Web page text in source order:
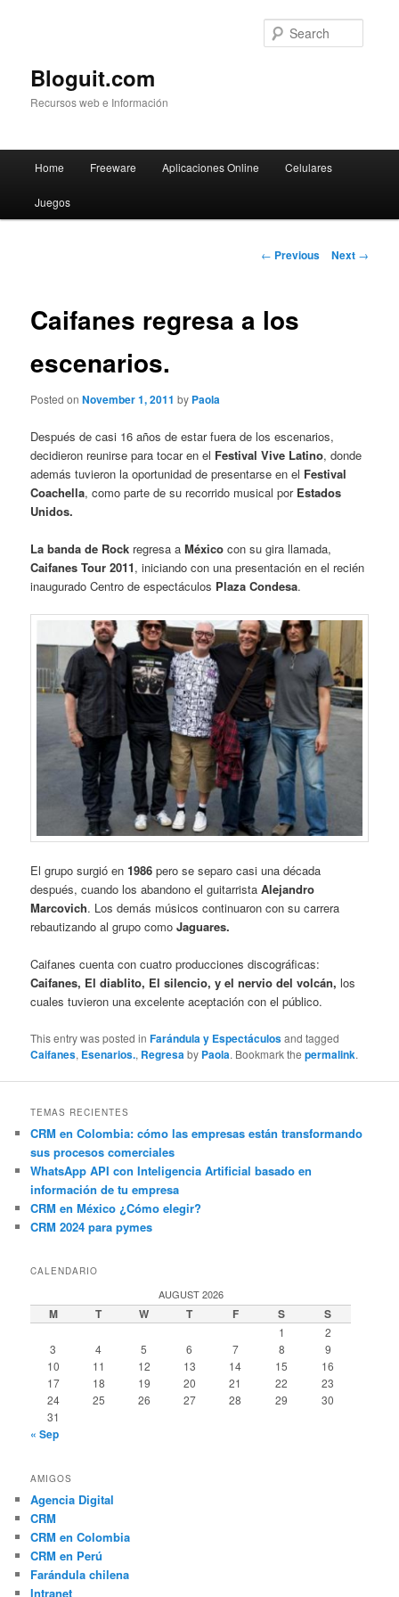
Bloguit.com
Recursos web e Información
Skip
to
Home Freeware Aplicaciones Online Celulares
Juegos
Post
← Previous Next →
Caifanes regresa a los
escenarios.
Posted onNovember 1, 2011 by Paola
Después de casi 16 años de estar fuera de los escenarios,
decidieron reunirse para tocar en el Festival Vive Latino, donde
además tuvieron la oportunidad de presentarse en el Festival
Coachella, como parte de su recorrido musical por Estados
Unidos.
La banda de Rock regresa aMéxico con su gira llamada,
Caifanes Tour 2011, iniciando con una presentación en el recién
inaugurado Centro de espectáculos Plaza Condesa.
El grupo surgió en1986 pero se separo casi una década
después, cuando los abandono el guitarristaAlejandro
Marcovich. Los demás músicos continuaron con su carrera
rebautizando al grupo comoJaguares.
Caifanes cuenta con cuatro producciones discográficas:
Caifanes, El diablito, El silencio, y el nervio del volcán,los
cuales tuvieron una excelente aceptación con el público.
This entry was posted inFarándula y Espectáculosand tagged
Caifanes, Esenarios., Regresa by Paola. Bookmark thepermalink.
TEMAS RECIENTES
CRM en Colombia: cómo las empresas están transformando
sus procesos comerciales
WhatsApp API con Inteligencia Artificial basado en
información de tu empresa
CRM en México ¿Cómo elegir?
CRM 2024 para pymes
CALENDARIO
AUGUST 2026
M T W T F S S
1
2
3
4 5 6 7 8
9
10
11 12 13 14 15
16
17
18 19 20 21 22
23
24
25 26 27 28 29
30
31
« Sep
AMIGOS
Agencia Digital
CRM
CRM en Colombia
CRM en Perú
Farándula chilena
Intranet